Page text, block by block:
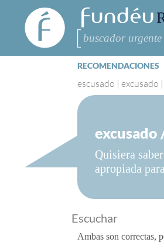
FundéuRAE
- Fundación
del Español
Urgente
Buscar
RECOMENDACIONES
escusado | excusado |
excusado
Quisiera
apropiada
Escuchar
Ambas son correctas,